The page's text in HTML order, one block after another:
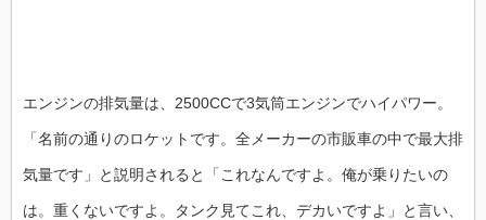
エンジンの排気量は、2500CCで3気筒エンジンでハイパワー。
「名前の通りのロケットです。全メーカーの市販車の中で最大排
気量です」と説明されると「これなんですよ。俺が乗りたいの
は。重くないですよ。タンク見てこれ、デカいですよ」と言い、